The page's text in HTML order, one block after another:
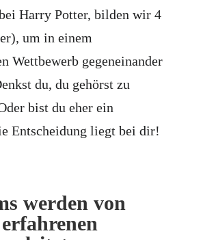
Harry Potter, bilden wir 4
um in einem
Wettbewerb gegeneinander
du, du gehörst zu
bist du eher ein
Entscheidung liegt bei dir!
werden von